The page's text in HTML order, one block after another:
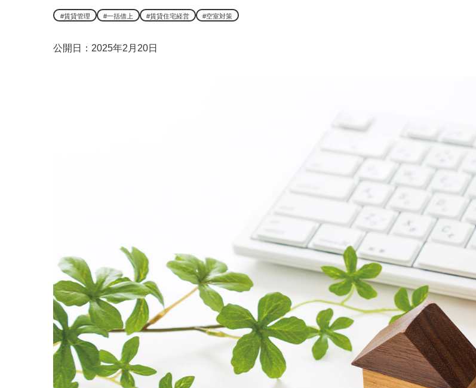
#賃貸管理 #一括借上 #賃貸住宅経営 #空室対策
公開日：2025年2月20日